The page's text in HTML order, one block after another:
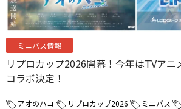
ミニバス情報
リプロカップ2026開幕！今年はTVアニ
コラボ決定！
アオのハコ リプロカップ2026 ミニバス